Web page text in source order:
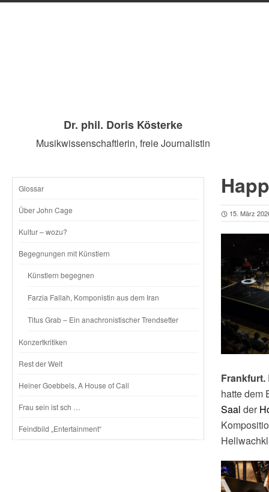
Dr. phil. Doris Kösterke
Musikwissenschaftlerin, freie Journalistin
SKIP
CONTENT
Glossar
Über John Cage
Kultur – wozu?
Begegnungen mit Künstlern
Künstlern begegnen
Farzia Fallah, Komponistin aus dem Iran
Titus Grab – Ein anachronistischer Trendsetter
Konzertkritiken
Rest der Welt
Heiner Goebbels, A House of Call
Frau sein ist sch …
Feindbild „Entertainment“
15. März
Frankfurt.
hatte dem
Saal der